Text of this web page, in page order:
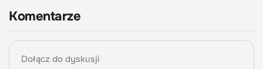
Komentarze